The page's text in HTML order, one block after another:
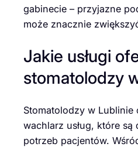
gabinecie – przyjazne
może znacznie
Jakie usługi
stomatolodzy
Stomatolodzy w Lublinie
wachlarz usług, które są
potrzeb pacjentów.